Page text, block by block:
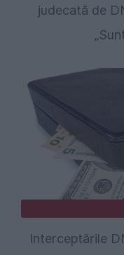
judecată de
Interceptările